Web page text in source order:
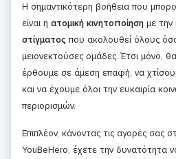
Η σημαντικότερη βοήθεια που
είναι η ατομική κινητοποίηση με την
στίγματοςπου ακολουθεί όλους
μειονεκτούσες ομάδες. Έτσι μόνο,
έρθουμε σε άμεση επαφή, να
και να έχουμε όλοι την ευκαιρία
περιορισμών.
Επιπλέον, κάνοντας τις αγορές σας
YouBeHero, έχετε την δυνατότητα